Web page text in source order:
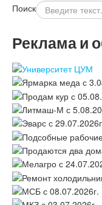
Поиск
Реклама и